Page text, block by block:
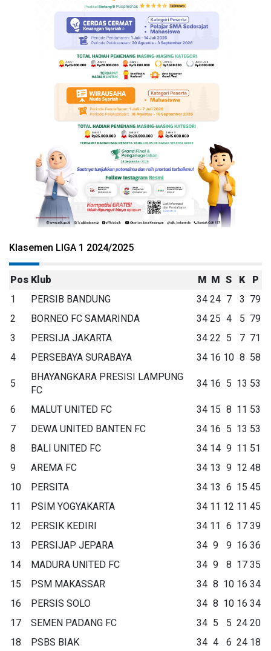
Klasemen LIGA 1 2024/2025
Pos Klub M M S K
P
1
PERSIB BANDUNG 34 24 7 3 79
2
BORNEO FC SAMARINDA 34 25 4 5 79
3
PERSIJA JAKARTA 34 22 5 7 71
4
PERSEBAYA SURABAYA 34 16 10 8 58
5
BHAYANGKARA PRESISI LAMPUNG
FC
34 16 5 13 53
6 MALUT UNITED FC 34 15 8 11 53
7
DEWA UNITED BANTEN FC 34 16 5 13 53
8
BALI UNITED FC 34 14 9 11 51
9
AREMA FC 34 13 9 12 48
10
PERSITA 34 13 6 15 45
11
PSIM YOGYAKARTA 34 11 12 11 45
12
PERSIK KEDIRI 34 11 6 17 39
13
PERSIJAP JEPARA 34 9 9 16 36
14
MADURA UNITED FC 34 9 8 17 35
15
PSM MAKASSAR 34 8 10 16 34
16
PERSIS SOLO 34 8 10 16 34
17
SEMEN PADANG FC 34 5 5 24 20
18
PSBS BIAK 34 4 6 24 18